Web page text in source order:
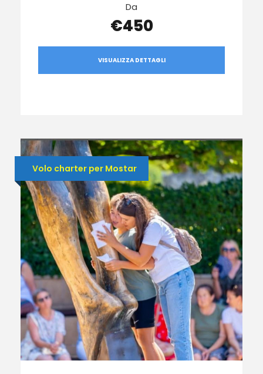
Da
€450
VISUALIZZA DETTAGLI
Volo charter per Mostar